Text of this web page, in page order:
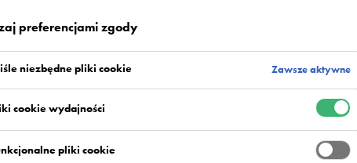
preferencjami zgody
niezbędne pliki cookie Zawsze aktywne
cookie wydajności
pliki cookie